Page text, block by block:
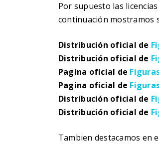
Por supuesto las
continuación mostramos
Distribución oficial de
Distribución oficial de
Pagina oficial de
Pagina oficial de
Distribución oficial de
Distribución oficial de
Tambien destacamos en